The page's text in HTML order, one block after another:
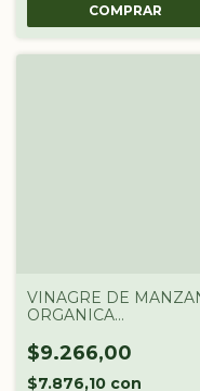
VINAGRE DE
ORGANICA
CC
$9.266,00
$7.876,10 con